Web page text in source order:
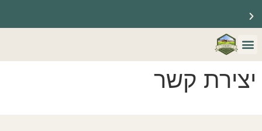
☀️ ברוכים הבאים לאתר שלנו ☀️ 🔥 משווקים רשמיים של HomeBiogas 🔥
יצירת קשר